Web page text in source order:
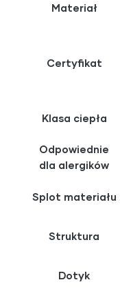
Materiał
Certyfikat
Klasa ciepła
Odpowiednie
dla alergików
Splot materiału
Struktura
Dotyk